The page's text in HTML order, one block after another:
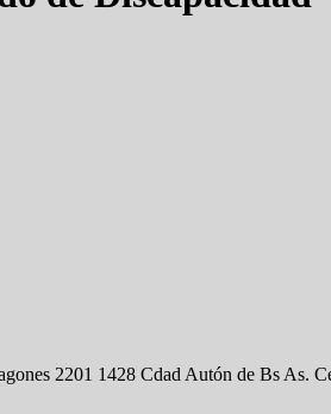
2201 1428 Cdad Autón de Bs As.